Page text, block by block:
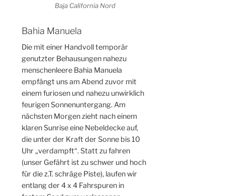
Baja California Nord
Bahia Manuela
Die mit einer Handvoll temporär
genutzter Behausungen nahezu
menschenleere Bahia Manuela
empfängt uns am Abend zuvor mit
einem furiosen und nahezu unwirklich
feurigen Sonnenuntergang. Am
nächsten Morgen zieht nach einem
klaren Sunrise eine Nebeldecke auf,
die unter der Kraft der Sonne bis 10
Uhr „verdampft“. Statt zu fahren
(unser Gefährt ist zu schwer und hoch
für die z.T. schräge Piste), laufen wir
entlang der 4 x 4 Fahrspuren in